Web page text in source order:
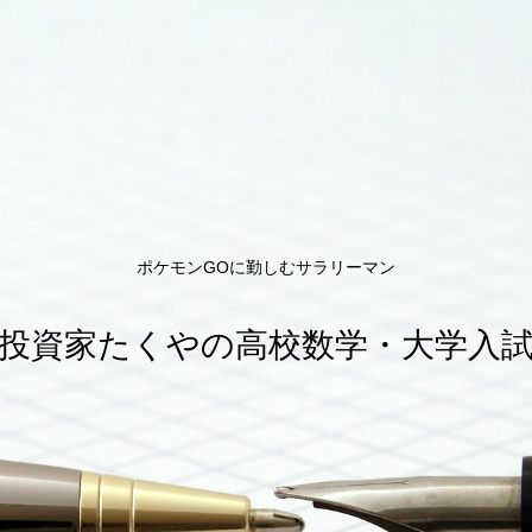
ポケモンGOに勤しむサラリーマン
資家たくやの高校数学・大学入